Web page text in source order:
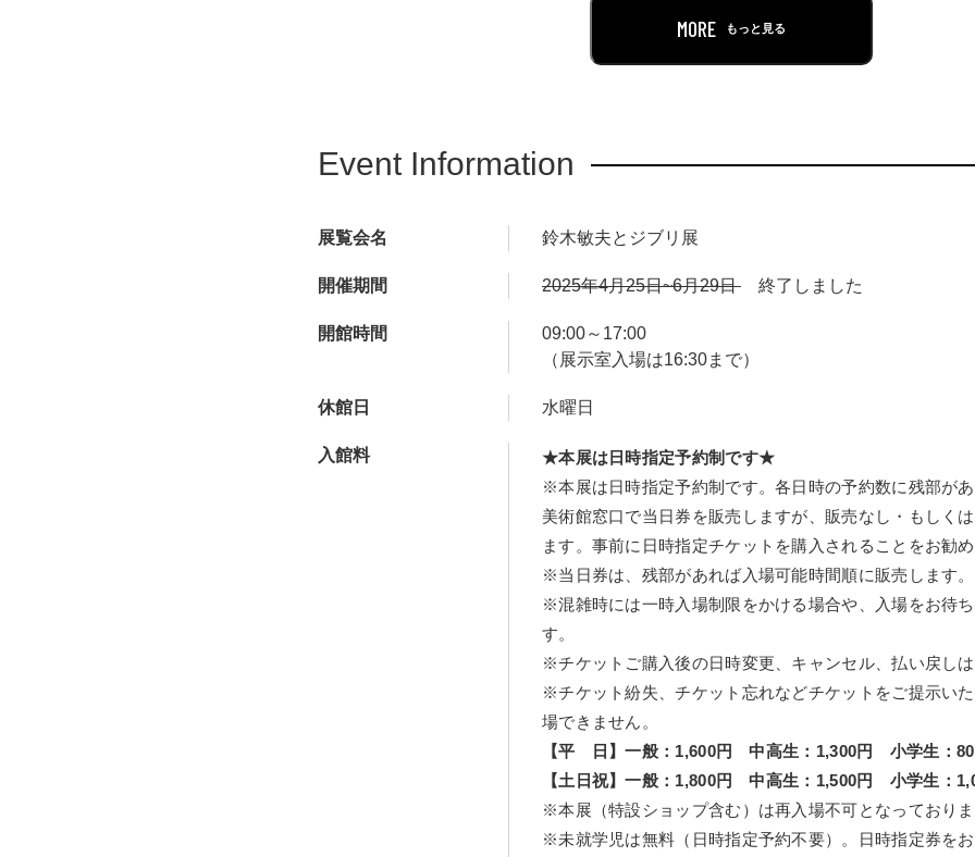
MORE もっと見る
Event Information
展覧会名 鈴木敏夫とジブリ展
開催期間 2025年4月25日~6月29日 終了しました
開館時間
09:00～17:00
（展示室入場は16:30まで）
休館日 水曜日
入館料
★本展は日時指定予約制です★
※本展は日時指定予約制です。各日時の予約数に残部が
美術館窓口で当日券を販売しますが、販売なし・もしく
ます。事前に日時指定チケットを購入されることをお勧め
※当日券は、残部があれば入場可能時間順に販売します。
※混雑時には一時入場制限をかける場合や、入場をお待
す。
※チケットご購入後の日時変更、キャンセル、払い戻しは
※チケット紛失、チケット忘れなどチケットをご提示い
場できません。
【平 日】一般：1,600円 中高生：1,300円 小学生：
【土日祝】一般：1,800円 中高生：1,500円 小学生：
※本展（特設ショップ含む）は再入場不可となっておりま
※未就学児は無料（日時指定予約不要）。日時指定券を